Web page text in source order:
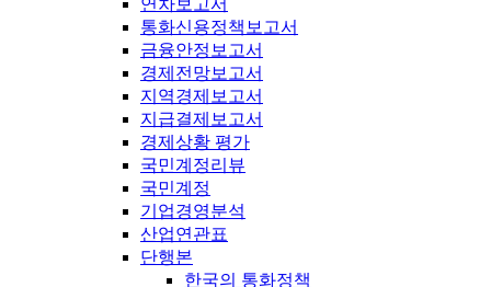
연차보고서
통화신용정책보고서
금융안정보고서
경제전망보고서
지역경제보고서
지급결제보고서
경제상황 평가
국민계정리뷰
국민계정
기업경영분석
산업연관표
단행본
한국의 통화정책